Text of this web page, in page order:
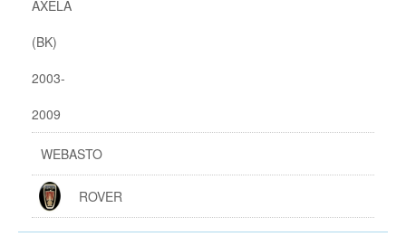
WEBASTO
ROVER